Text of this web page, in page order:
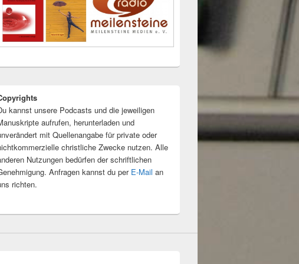
kannst unsere Podcasts und die jeweiligen
aufrufen, herunterladen und
mit Quellenangabe für private oder
christliche Zwecke nutzen. Alle
Nutzungen bedürfen der schriftlichen
Anfragen kannst du per E-Mail an
richten.